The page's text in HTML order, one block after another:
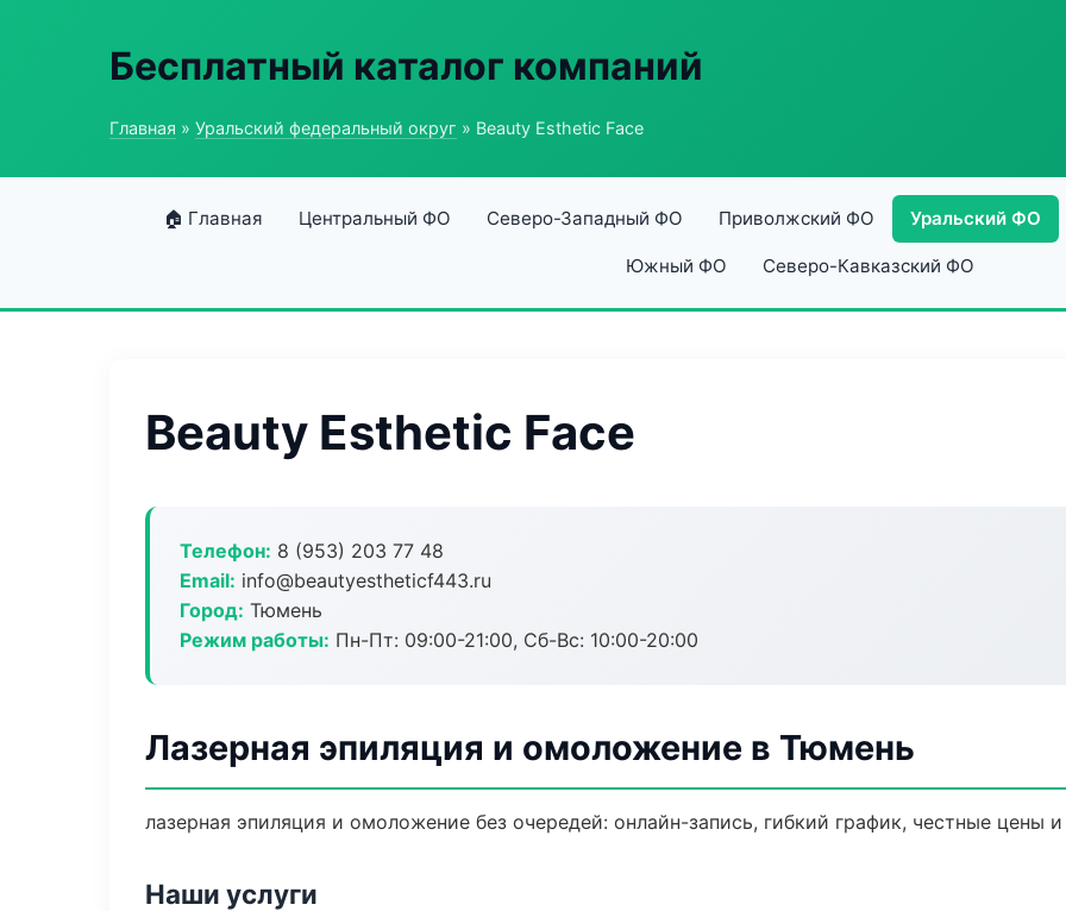
Бесплатный каталог компаний
Главная » Уральский федеральный округ » Beauty Esthetic Face
🏠 Главная Центральный ФО Северо-Западный ФО Приволжский ФО Уральский ФО
Южный ФО Северо-Кавказский ФО
Beauty Esthetic Face
Телефон: 8 (953) 203 77 48
Email: info@beautyestheticf443.ru
Город: Тюмень
Режим работы: Пн-Пт: 09:00-21:00, Сб-Вс: 10:00-20:00
Лазерная эпиляция и омоложение в Тюмень
лазерная эпиляция и омоложение без очередей: онлайн-запись, гибкий график, честные цены
Наши услуги